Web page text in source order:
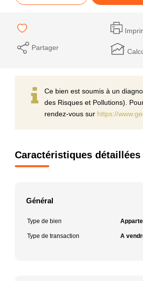
Partager
Ce bien est soumis à un
des Risques et Pollutions).
rendez-vous sur https://
Caractéristiques détaillées
Général
Type de bien
Type de transaction A